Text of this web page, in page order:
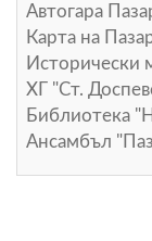
Автогара
Карта на
Исторически
ХГ "Ст.
Библиотека
Ансамбъл